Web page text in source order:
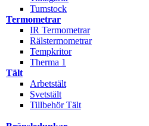
Tumstock
Termometrar
IR Termometrar
Rälstermometrar
Tempkritor
Therma 1
Tält
Arbetstält
Svetstält
Tillbehör Tält